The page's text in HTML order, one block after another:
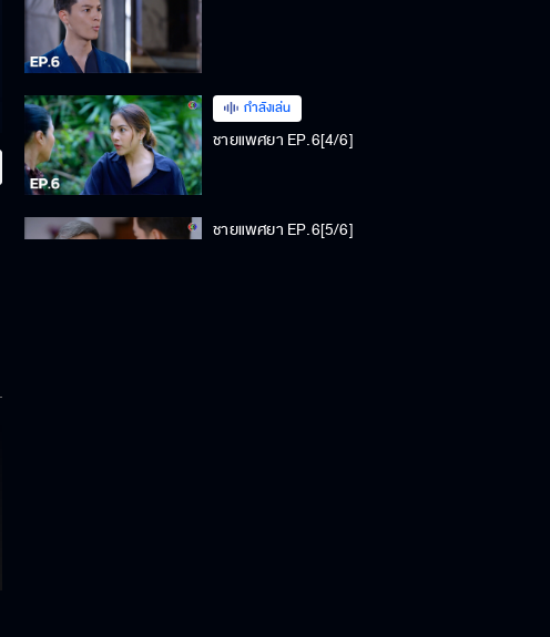
กำลังเล่น
ชายแพศยา EP.6[4/6]
ชายแพศยา EP.6[5/6]